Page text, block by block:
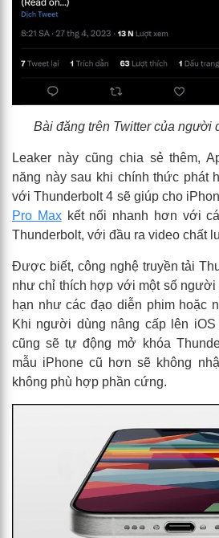
Bài đăng trên Twitter của người
Leaker này cũng chia sẻ thêm,
năng này sau khi chính thức phát
với Thunderbolt 4 sẽ giúp cho
Pro Maxkết nối nhanh hơn với
Thunderbolt, với đầu ra video chất
Được biết, công nghệ truyền tải
như chỉ thích hợp với một số người
hạn như các đạo diễn phim hoặc
Khi người dùng nâng cấp lên
cũng sẽ tự động mở khóa
mẫu iPhone cũ hơn sẽ không
không phù hợp phần cứng.